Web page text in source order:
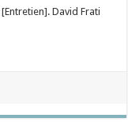
[Entretien]. David Frati